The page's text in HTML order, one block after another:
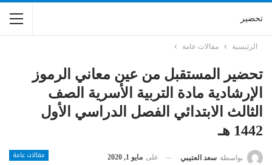
تحضير
الرئيسية مقالات عامة
تحضير المستقبل من عين معاني الرموز
الإرشادية مادة التربية الأسرية الصف
الثالث الابتدائي الفصل الدراسي الأول
1442 هـ
مقالات عامة بواسطة سعد العتيبي على مايو 1, 2020